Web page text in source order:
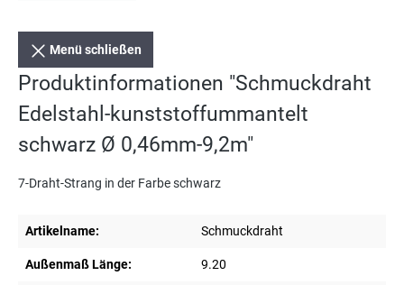
Menü schließen
Produktinformationen "Schmuckdraht
Edelstahl-kunststoffummantelt
schwarz Ø 0,46mm-9,2m"
7-Draht-Strang in der Farbe schwarz
Artikelname: Schmuckdraht
Außenmaß Länge: 9.20